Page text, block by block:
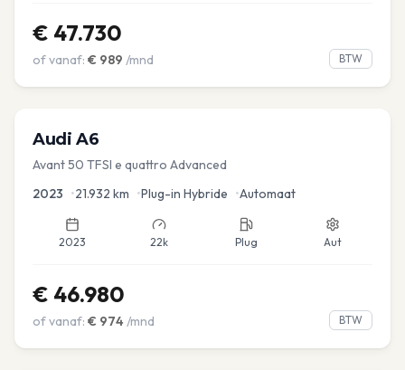
€ 47.730
of vanaf: € 989 /mnd BTW
Audi A6
Avant 50 TFSI e quattro Advanced
2023 •21.932 km •Plug-in Hybride •Automaat
2023 22k Plug Aut
€ 46.980
of vanaf: € 974 /mnd BTW